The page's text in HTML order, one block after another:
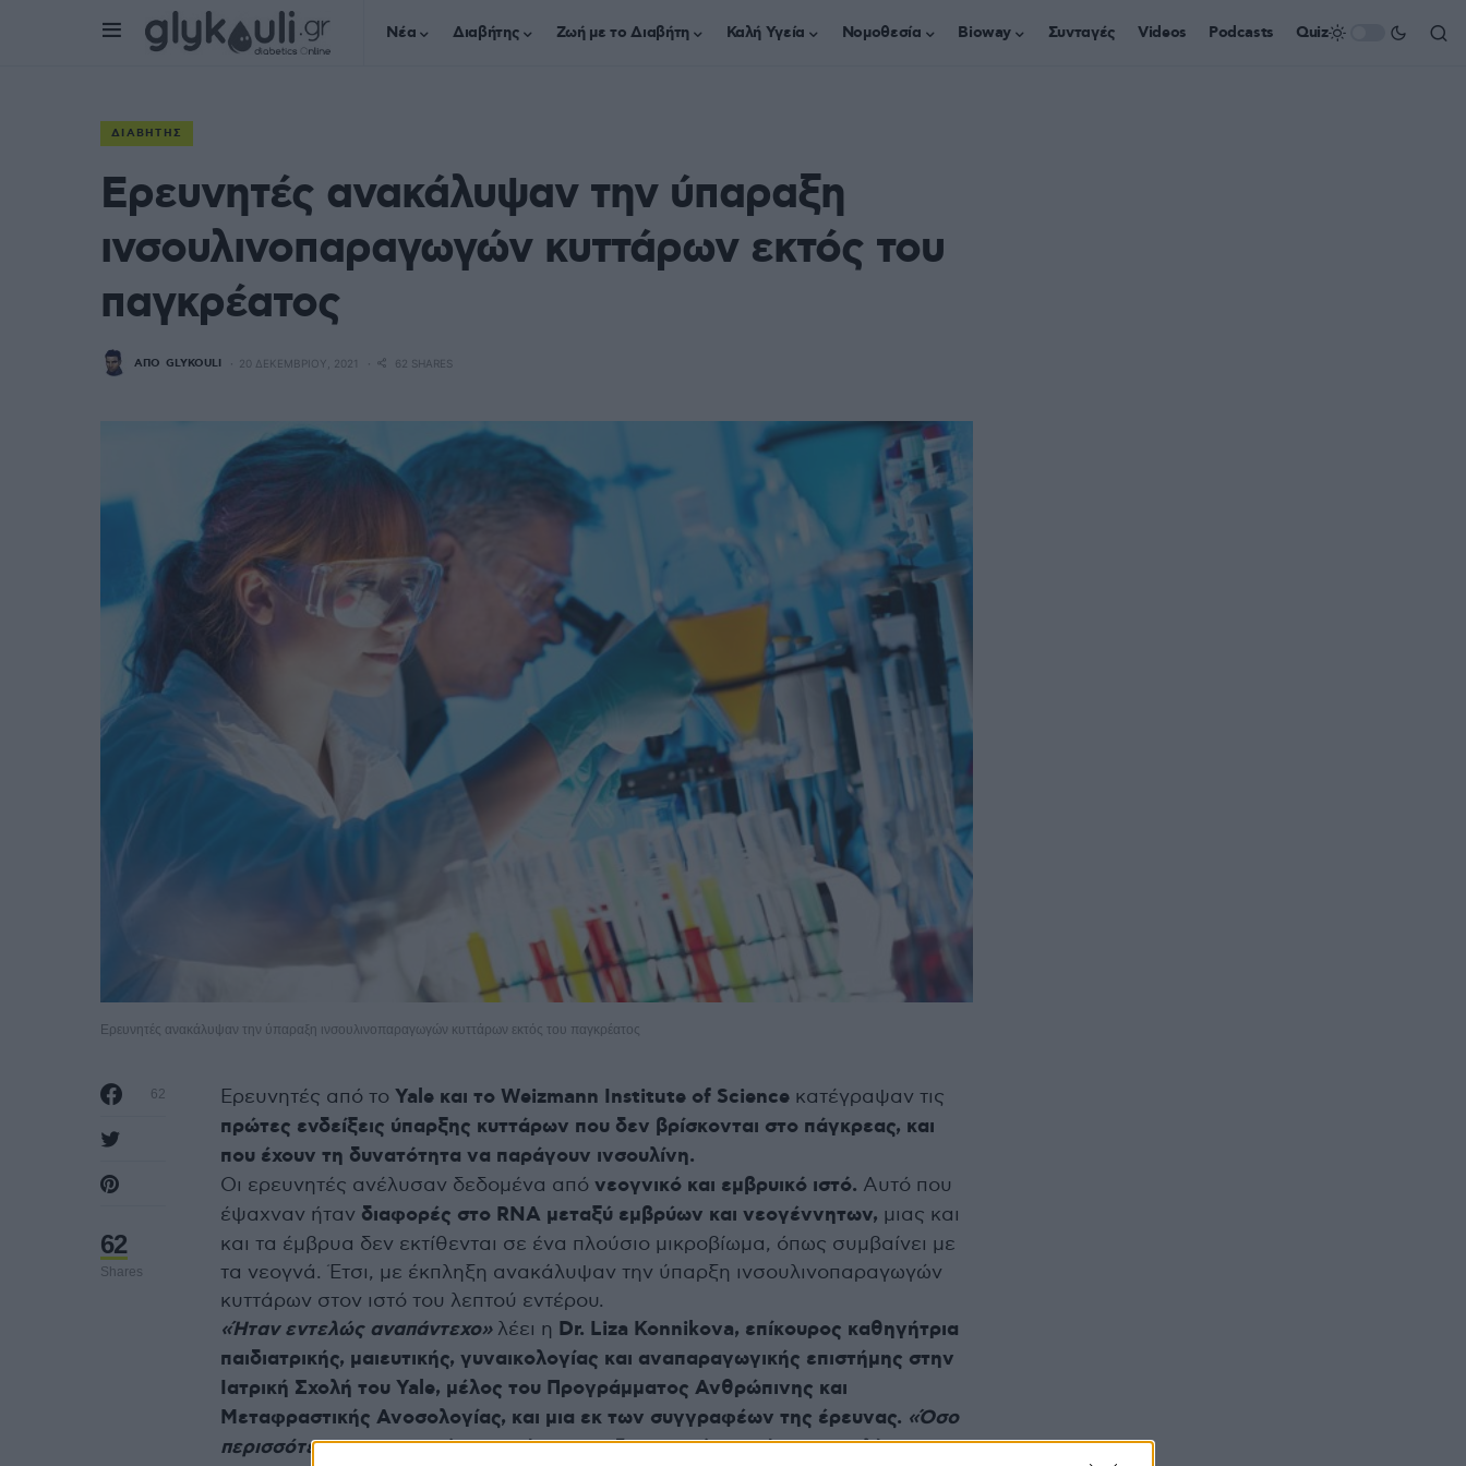
Νέα Διαβήτης Ζωή με το Διαβήτη Καλή Υγεία Νομοθεσία Bioway Συνταγές Videos Podcasts Quiz
ΔΙΑΒΉΤΗΣ
Ερευνητές ανακάλυψαν την ύπαραξη
ινσουλινοπαραγωγών κυττάρων εκτός του
παγκρέατος
ΑΠΌ GLYKOULI 20 ΔΕΚΕΜΒΡΊΟΥ, 2021 62 SHARES
Ερευνητές ανακάλυψαν την ύπαραξη ινσουλινοπαραγωγών κυττάρων εκτός του παγκρέατος
62
Shares
62 Ερευνητές από το Yale και το Weizmann Institute of Science κατέγραψαν τις
πρώτες ενδείξεις ύπαρξης κυττάρων που δεν βρίσκονται στο πάγκρεας, και
που έχουν τη δυνατότητα να παράγουν ινσουλίνη.
Οι ερευνητές ανέλυσαν δεδομένα από νεογνικό και εμβρυικό ιστό. Αυτό που
έψαχναν ήταν διαφορές στο RNA μεταξύ εμβρύων και νεογέννητων, μιας και
και τα έμβρυα δεν εκτίθενται σε ένα πλούσιο μικροβίωμα, όπως συμβαίνει με
τα νεογνά. Έτσι, με έκπληξη ανακάλυψαν την ύπαρξη ινσουλινοπαραγωγών
κυττάρων στον ιστό του λεπτού εντέρου.
«Ήταν εντελώς αναπάντεχο»λέει η Dr. Liza Konnikova, επίκουρος καθηγήτρια
παιδιατρικής, μαιευτικής, γυναικολογίας και αναπαραγωγικής επιστήμης στην
Ιατρική Σχολή του Yale, μέλος του Προγράμματος Ανθρώπινης και
Μεταφραστικής Ανοσολογίας, και μια εκ των συγγραφέων της έρευνας. «Όσο
περισσότερο το ερευνούσαμε, τόσο συνειδητοποιούσαμε ότιη ινσουλίνη